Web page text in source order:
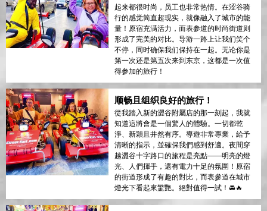
起来都很时尚，员工也非常热情。在涩谷骑
行的感觉简直超现实，就像融入了城市的能
量！原宿充满活力，而表参道的时尚街道则
形成了完美的对比。导游一路上让我们笑个
不停，同时确保我们保持在一起。无论你是
第一次还是第五次来到东京，这都是一次值
得参加的旅行！
顺畅且组织良好的旅行！
從我踏入新的澀谷附屬店的那一刻起，我就
知道這將會是一個驚人的體驗。一切都乾
淨、新穎且井然有序。導遊非常專業，給予
清晰的指示，並確保我們感到舒適。夜間穿
越澀谷十字路口的旅程是亮點——明亮的燈
光、人們揮手，還有電力十足的氛圍！原宿
的街道形成了有趣的對比，而表參道在城市
燈光下看起來驚艷。絕對值得一試！🚘🔥